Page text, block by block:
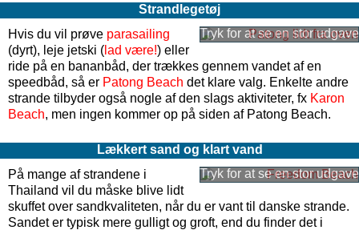
Strandlegetøj
Hvis du vil prøve parasailing
(dyrt), leje jetski ( lad være!) eller
ride på en bananbåd, der trækkes gennem vandet af en
speedbåd, så er Patong Beach det klare valg. Enkelte andre
strande tilbyder også nogle af den slags aktiviteter, fx Karon
Beach, men ingen kommer op på siden af Patong Beach.
Lækkert sand og klart vand
På mange af strandene i
Thailand vil du måske blive lidt
skuffet over sandkvaliteten, når du er vant til danske strande.
Sandet er typisk mere gulligt og groft, end du finder det i